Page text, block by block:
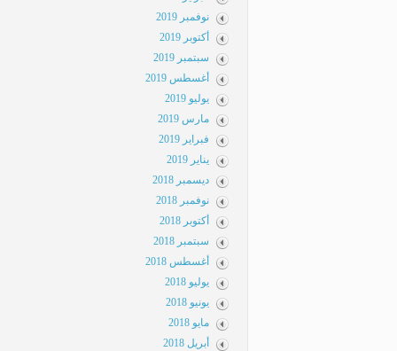
نوفمبر 2019
أكتوبر 2019
سبتمبر 2019
أغسطس 2019
يوليو 2019
مارس 2019
فبراير 2019
يناير 2019
ديسمبر 2018
نوفمبر 2018
أكتوبر 2018
سبتمبر 2018
أغسطس 2018
يوليو 2018
يونيو 2018
مايو 2018
أبريل 2018